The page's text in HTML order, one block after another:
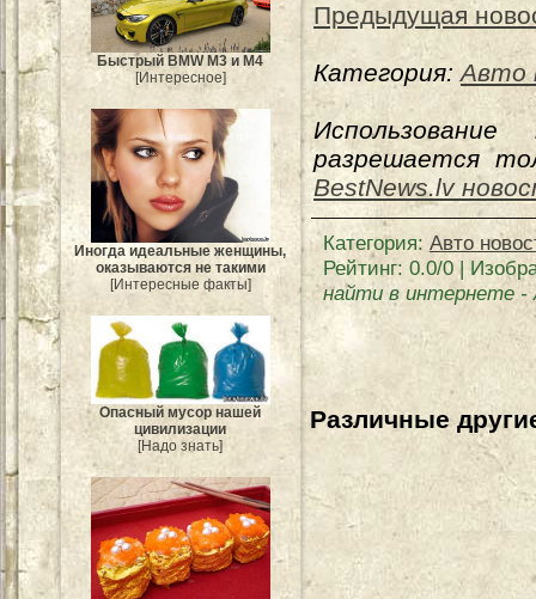
Быстрый BMW M3 и M4
[Интересное]
Иногда идеальные женщины,
оказываются не такими
[Интересные факты]
Опасный мусор нашей
цивилизации
[Надо знать]
Предыдущая
Категория:Авто
разрешается
BestNews.lv
Категория: Авто
Рейтинг: 0.0/0 |
найти в интернете-
Различные